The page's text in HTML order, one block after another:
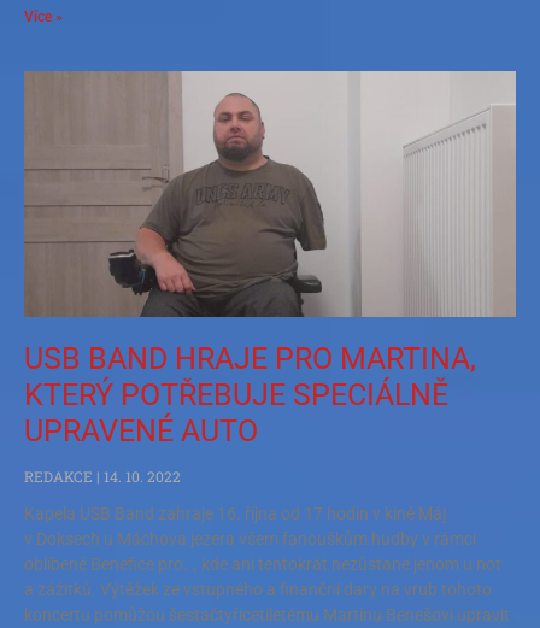
Více »
USB BAND HRAJE PRO MARTINA,
KTERÝ POTŘEBUJE SPECIÁLNĚ
UPRAVENÉ AUTO
REDAKCE
14. 10. 2022
Kapela USB Band zahraje 16. října od 17 hodin v kině Máj
v Doksech u Máchova jezera všem fanouškům hudby v rámci
oblíbené Benefice pro…, kde ani tentokrát nezůstane jenom u not
a zážitků. Výtěžek ze vstupného a finanční dary na vrub tohoto
koncertu pomůžou šestačtyřicetiletému Martinu Benešovi upravit